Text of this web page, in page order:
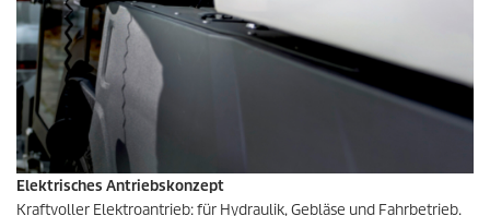
Elektrisches Antriebskonzept
Kraftvoller Elektroantrieb: für Hydraulik, Gebläse und Fahrbetrieb.